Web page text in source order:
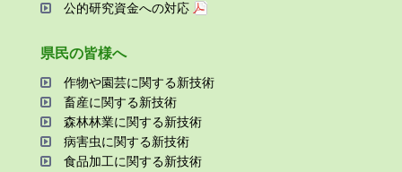
公的研究資金への対応
県⺠の皆様へ
作物や園芸に関する新技術
畜産に関する新技術
森林林業に関する新技術
病害⾍に関する新技術
⾷品加⼯に関する新技術